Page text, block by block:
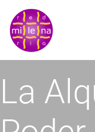
Pasar
contenido
principal
La